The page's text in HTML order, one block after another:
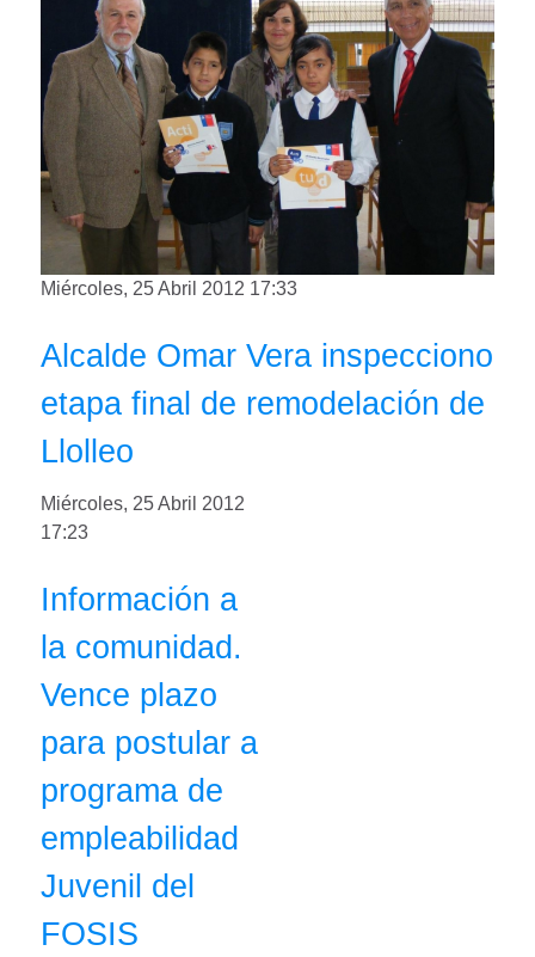
Miércoles, 25 Abril 2012 17:33
Alcalde Omar Vera inspecciono
etapa final de remodelación de
Llolleo
Miércoles, 25 Abril 2012
17:23
Información a
la comunidad.
Vence plazo
para postular a
programa de
empleabilidad
Juvenil del
FOSIS